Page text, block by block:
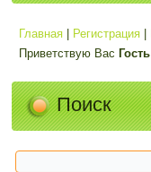
Главная Регистрация
Приветствую Вас Гость
Поиск